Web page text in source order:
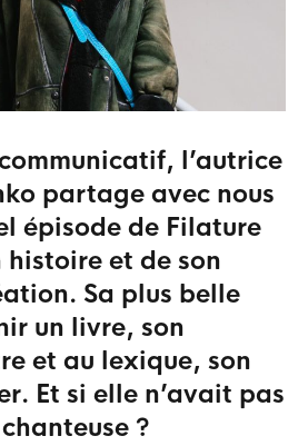
l’autrice
partage avec nous
épisode de Filature
histoire et de son
Sa plus belle
un livre, son
et au lexique, son
Et si elle n’avait pas
?